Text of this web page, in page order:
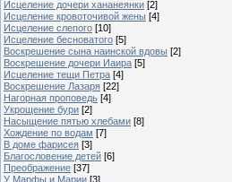
Исцеление дочери хананеянки [2]
Исцеление кровоточивой жены [4]
Исцеление слепого [10]
Исцеление бесноватого [5]
Воскрешение сына наинской вдовы [2]
Воскрешение дочери Иаира [5]
Исцеление тещи Петра [4]
Воскрешение Лазаря [22]
Нагорная проповедь [4]
Укрощение бури [2]
Насыщение пятью хлебами [8]
Хождение по водам [7]
В доме фарисея [3]
Благословение детей [6]
Преображение [37]
У Марфы и Марии [3]